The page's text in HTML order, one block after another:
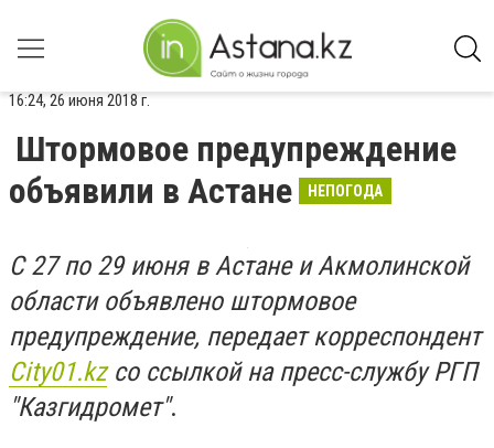
16:24, 26 июня 2018 г.
Штормовое предупреждение
объявили в Астане
НЕПОГОДА
С 27 по 29 июня в Астане и Акмолинской
области объявлено штормовое
предупреждение, передает корреспондент
City01.kzсо ссылкой на пресс-службу РГП
"Казгидромет".